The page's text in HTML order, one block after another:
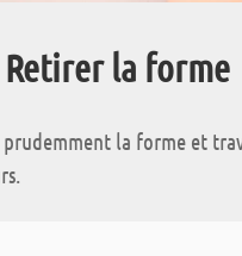
Retirer la forme
prudemment la forme et